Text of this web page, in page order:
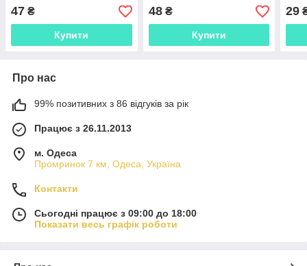
47 ₴
Купити
48₴
Купити
29
Про нас
99% позитивних з 86 відгуків за рік
Працює з 26.11.2013
м. Одеса
Промринок 7 км, Одеса, Україна
Контакти
Сьогодні працює з 09:00 до 18:00
Показати весь графік роботи